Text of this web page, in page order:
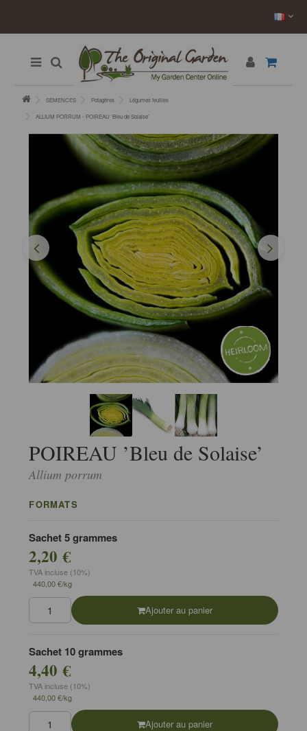
SEMENCES Potagères Légumes feuilles
ALLIUM PORRUM - POIREAU ’Bleu de Solaise’
POIREAU ’Bleu de Solaise’
Allium porrum
FORMATS
Sachet 5 grammes
2,20 €
TVA incluse (10%)
440,00 €/kg
Ajouter au panier
Sachet 10 grammes
4,40 €
TVA incluse (10%)
440,00 €/kg
Ajouter au panier